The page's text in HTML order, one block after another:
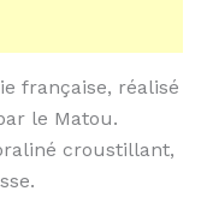
française, réalisé
le Matou.
croustillant,